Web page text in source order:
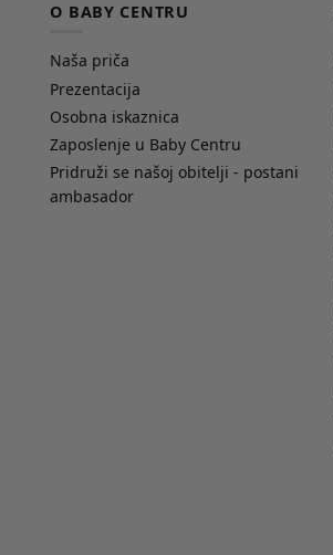
O BABY CENTRU
Naša priča
Prezentacija
Osobna iskaznica
Zaposlenje u Baby Centru
Pridruži se našoj obitelji - postani
ambasador